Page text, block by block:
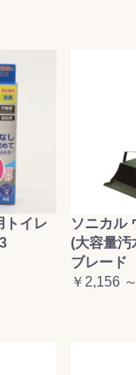
トイレ
ソニカル
(大容量汚
ブレード
￥2,156